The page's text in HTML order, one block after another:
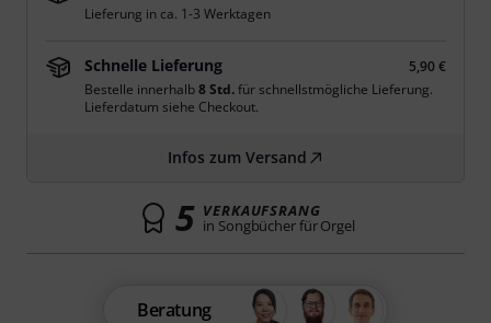
Lieferung in ca. 1-3 Werktagen
Schnelle Lieferung
5,90 €
Bestelle innerhalb8 Std.für schnellstmögliche Lieferung.
Lieferdatum siehe Checkout.
Infos zum Versand
5 VERKAUFSRANG
in Songbücher für Orgel
Beratung